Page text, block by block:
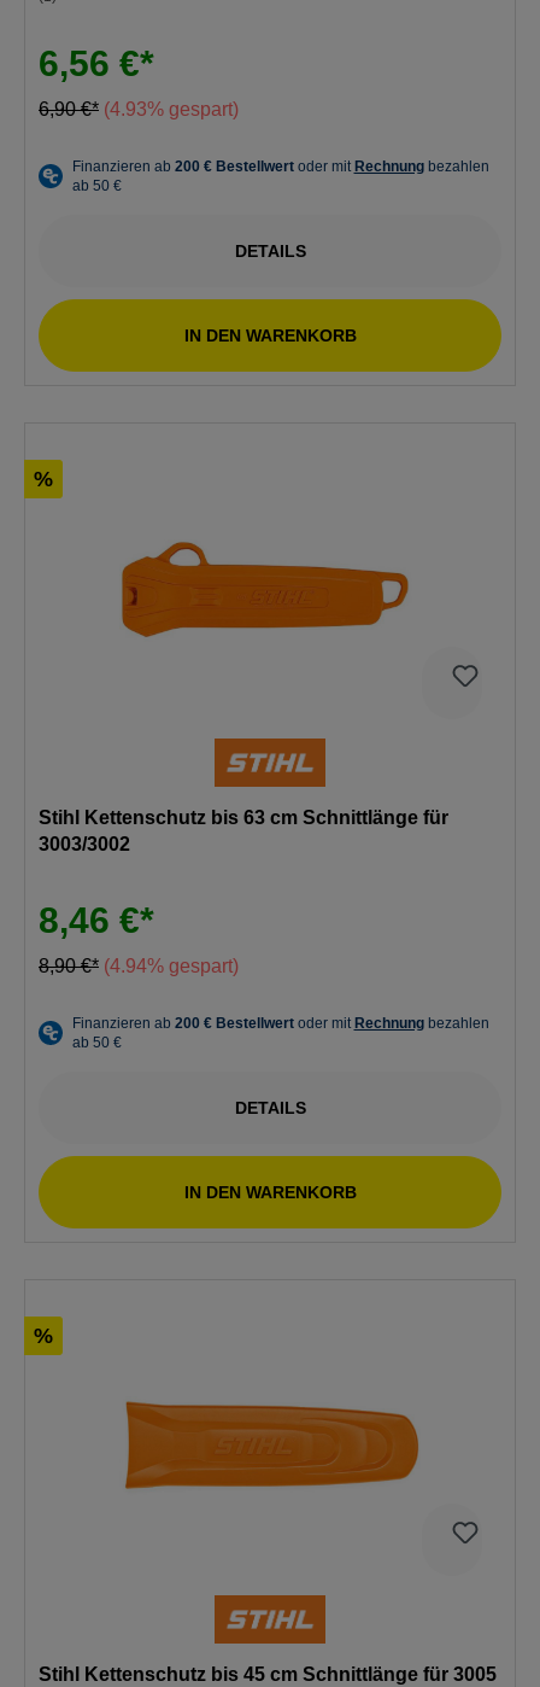
6,56 €*
6,90 €* (4.93% gespart)
DETAILS
IN DEN WARENKORB
%
Stihl Kettenschutz bis 63 cm Schnittlänge für
3003/3002
8,46 €*
8,90 €* (4.94% gespart)
DETAILS
IN DEN WARENKORB
%
Stihl Kettenschutz bis 45 cm Schnittlänge für 3005